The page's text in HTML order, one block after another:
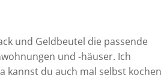
und Geldbeutel die passende
und -häuser. Ich
kannst du auch mal selbst kochen